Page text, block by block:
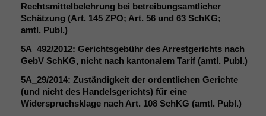
Rechtsmittelbelehrung bei betreibungsamtlicher
Schätzung (Art. 145 ZPO; Art. 56 und 63 SchKG;
amtl. Publ.)
5A_492/2012: Gerichtsgebühr des Arrestgerichts nach
GebV SchKG, nicht nach kantonalem Tarif (amtl. Publ.)
5A_29/2014: Zuständigkeit der ordentlichen Gerichte
(und nicht des Handelsgerichts) für eine
Widerspruchsklage nach Art. 108 SchKG (amtl. Publ.)
Notwendige
Diese
Cookies sind
optional, es
braucht sie,
damit die